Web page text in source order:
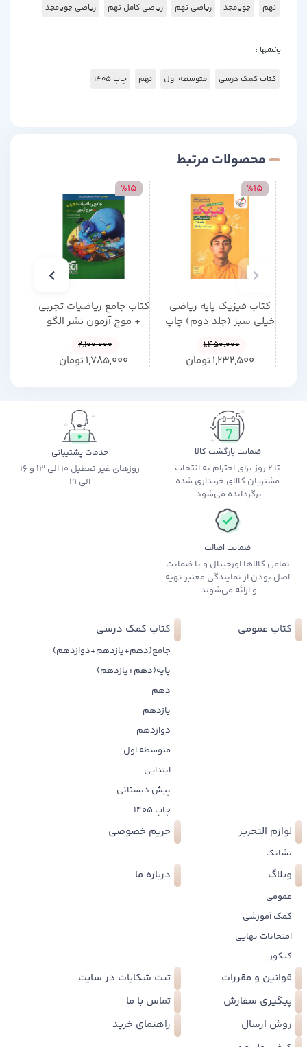
نهم جویامجد ریاضی نهم ریاضی کامل نهم ریاضی جویامجد
بخشها :
کتاب کمک درسی متوسطه اول نهم چاپ 1405
محصولات مرتبط
کتاب فیزیک پایه ریاضی
خیلی سبز (جلد دوم) چاپ
%15
1,450,000
1,232,500تومان
کتاب جامع ریاضیات تجربی
+ موج آزمون نشر الگو
%15
2,100,000
1,785,000تومان
ضمانت بازگشت کالا
تا 2 روز برای احترام به انتخاب
مشتریان کالای خریداری شده
برگردانده می‌شود.
خدمات پشتیبانی
روزهای غیر تعطیل 10 الی 13 و 16
الی 19
ضمانت اصالت
تمامی کالاها اورجینال و با ضمانت
اصل بودن از نمایندگی معتبر تهیه
و ارائه می‌شوند.
کتاب عمومی کتاب کمک درسی
جامع(دهم+یازدهم+دوازدهم)
پایه(دهم+یازدهم)
دهم
یازدهم
دوازدهم
متوسطه اول
ابتدایی
پیش دبستانی
چاپ 1405
لوازم التحریر
نشانک
حریم خصوصی
وبلاگ
عمومی
کمک آموزشی
امتحانات نهایی
کنکور
درباره ما
قوانین و مقررات
ثبت شکایات در سایت
پیگیری سفارش
تماس با ما
روش ارسال
راهنمای خرید